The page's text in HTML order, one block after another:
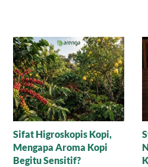
Misteri Secangkir Kopi,
Mengungkap Keajaiban
Alam